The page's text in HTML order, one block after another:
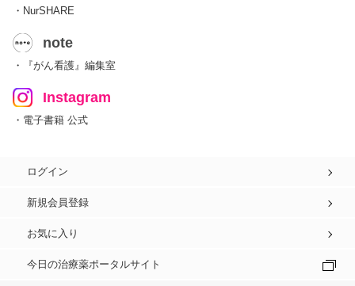
・NurSHARE
note
・『がん看護』編集室
Instagram
・電子書籍 公式
ログイン
新規会員登録
お気に入り
今日の治療薬ポータルサイト